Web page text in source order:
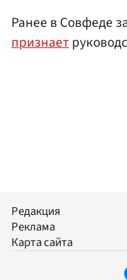
Ранее в Совфеде
признает
Редакция
Реклама
Карта сайта